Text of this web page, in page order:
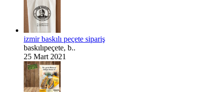
izmir baskılı peçete sipariş
baskılıpeçete, b..
25 Mart 2021